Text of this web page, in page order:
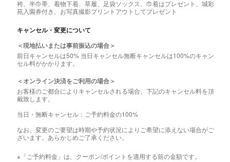
袴、半巾帯、着物下着、草履、足袋ソックス、巾着はプレゼント、城彩
苑入園券付き、お写真撮影プリントアウトしてプレゼント
キャンセル・変更について
＜現地払いまたは事前振込の場合＞
前日キャンセルは50% 当日キャンセル無断キャンセルは100%のキャン
セル料がかかります。
＜オンライン決済をご利用の場合＞
お客様のご都合によりキャンセルされる場合、下記のキャンセル料を頂
戴致します。
当日・無断キャンセル：ご予約料金の100%
なお、変更のご要望は時期や予約状況によりご希望に添えない場合がご
ざいます。あらかじめご了承ください。
※「ご予約料金」は、クーポン/ポイントを適用する前の金額です。